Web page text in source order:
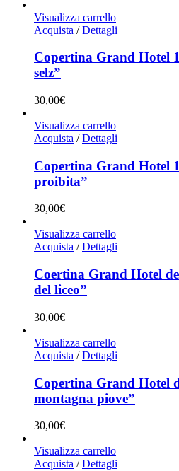
Visualizza carrello
Acquista / Dettagli
Copertina Grand Hotel
selz”
30,00€
Visualizza carrello
Acquista / Dettagli
Copertina Grand Hotel
proibita”
30,00€
Visualizza carrello
Acquista / Dettagli
Coertina Grand Hotel
del liceo”
30,00€
Visualizza carrello
Acquista / Dettagli
Copertina Grand Hotel
montagna piove”
30,00€
Visualizza carrello
Acquista / Dettagli